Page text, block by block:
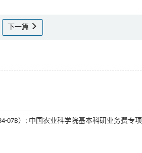
下一篇
07B）; 中国农业科学院基本科研业务费专项